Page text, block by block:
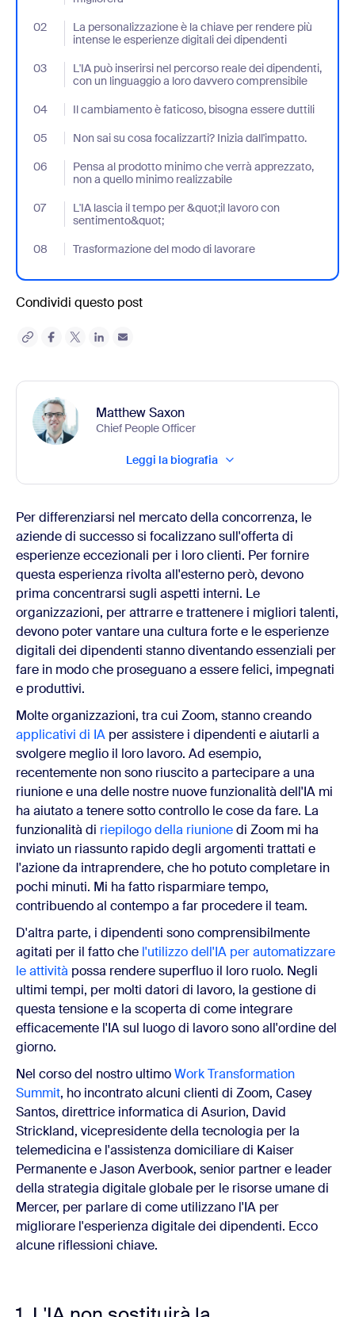
02
La personalizzazione è la chiave per rendere più
intense le esperienze digitali dei dipendenti
- Jumplink to La personalizzazione è la chiave per rendere più
03
L'IA può inserirsi nel percorso reale dei dipendenti,
con un linguaggio a loro davvero comprensibile
- Jumplink to L'IA può inserirsi nel percorso reale dei
04 Il cambiamento è faticoso, bisogna essere duttili
- Jumplink to Il cambiamento è faticoso, bisogna essere duttili
05
Non sai su cosa focalizzarti? Inizia dall'impatto.
- Jumplink to Non sai su cosa focalizzarti? Inizia dall'impatto.
06
Pensa al prodotto minimo che verrà apprezzato,
non a quello minimo realizzabile
- Jumplink to Pensa al prodotto minimo che verrà apprezzato,
07
L'IA lascia il tempo per &quot;il lavoro con
sentimento&quot;
- Jumplink to L'IA lascia il tempo per &quot;il lavoro con
08 Trasformazione del modo di lavorare
- Jumplink to Trasformazione del modo di lavorare
Condividi questo post
Matthew Saxon
Chief People Officer
Leggi la biografia
Per differenziarsi nel mercato della concorrenza, le
aziende di successo si focalizzano sull'offerta di
esperienze eccezionali per i loro clienti. Per fornire
questa esperienza rivolta all'esterno però, devono
prima concentrarsi sugli aspetti interni. Le
organizzazioni, per attrarre e trattenere i migliori talenti,
devono poter vantare una cultura forte e le esperienze
digitali dei dipendenti stanno diventando essenziali per
fare in modo che proseguano a essere felici, impegnati
e produttivi.
Molte organizzazioni, tra cui Zoom, stanno creando
applicativi di IA per assistere i dipendenti e aiutarli a
svolgere meglio il loro lavoro. Ad esempio,
recentemente non sono riuscito a partecipare a una
riunione e una delle nostre nuove funzionalità dell'IA mi
ha aiutato a tenere sotto controllo le cose da fare. La
funzionalità di riepilogo della riunionedi Zoom mi ha
inviato un riassunto rapido degli argomenti trattati e
l'azione da intraprendere, che ho potuto completare in
pochi minuti. Mi ha fatto risparmiare tempo,
contribuendo al contempo a far procedere il team.
D'altra parte, i dipendenti sono comprensibilmente
agitati per il fatto che l'utilizzo dell'IA per automatizzare
le attività possa rendere superfluo il loro ruolo. Negli
ultimi tempi, per molti datori di lavoro, la gestione di
questa tensione e la scoperta di come integrare
efficacemente l'IA sul luogo di lavoro sono all'ordine del
giorno.
Nel corso del nostro ultimoWork Transformation
Summit, ho incontrato alcuni clienti di Zoom, Casey
Santos, direttrice informatica di Asurion, David
Strickland, vicepresidente della tecnologia per la
telemedicina e l'assistenza domiciliare di Kaiser
Permanente e Jason Averbook, senior partner e leader
della strategia digitale globale per le risorse umane di
Mercer, per parlare di come utilizzano l'IA per
migliorare l'esperienza digitale dei dipendenti. Ecco
alcune riflessioni chiave.